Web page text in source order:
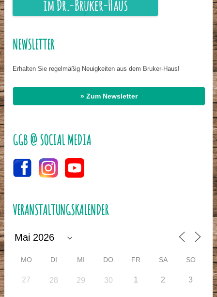
NEWSLETTER
Erhalten Sie regelmäßig Neuigkeiten aus dem Bruker-Haus!
» Zum Newsletter
GGB @ SOCIAL MEDIA
VERANSTALTUNGSKALENDER
MO DI MI DO FR SA SO
27 28 29 30 1 2 3